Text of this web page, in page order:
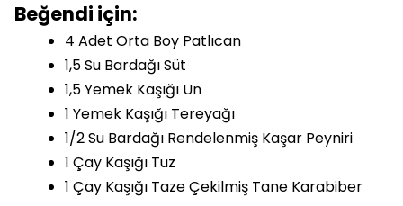
Beğendi için:
4 Adet Orta Boy Patlıcan
1,5 Su Bardağı Süt
1,5 Yemek Kaşığı Un
1 Yemek Kaşığı Tereyağı
1/2 Su Bardağı Rendelenmiş Kaşar Peyniri
1 Çay Kaşığı Tuz
1 Çay Kaşığı Taze Çekilmiş Tane Karabiber